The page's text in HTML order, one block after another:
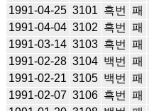
1991-04-25 3101 흑번 패
1991-04-04 3102 흑번 패
1991-03-14 3103 흑번 패
1991-02-28 3104 백번 패
1991-02-21 3105 백번 패
1991-02-07 3106 흑번 패